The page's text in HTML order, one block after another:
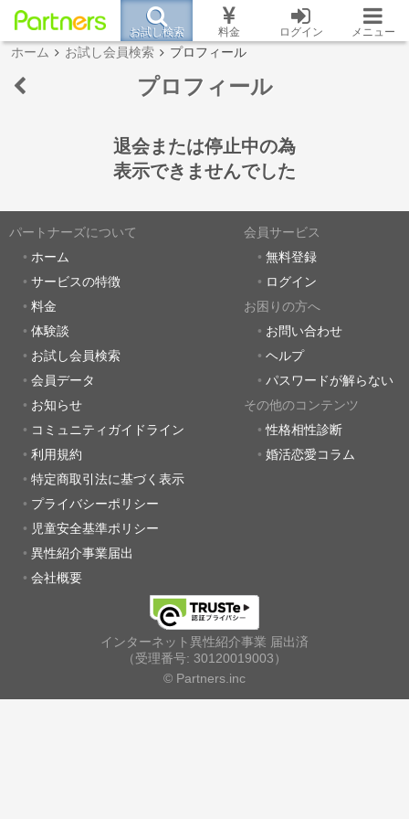
お試し検索 料金 ログイン メニュー
ホーム お試し会員検索 プロフィール
プロフィール
退会または停止中の為
表示できませんでした
パートナーズについて
ホーム
サービスの特徴
料金
体験談
お試し会員検索
会員データ
お知らせ
コミュニティガイドライン
利用規約
特定商取引法に基づく表示
プライバシーポリシー
児童安全基準ポリシー
異性紹介事業届出
会社概要
会員サービス
無料登録
ログイン
お困りの方へ
お問い合わせ
ヘルプ
パスワードが解らない
その他のコンテンツ
性格相性診断
婚活恋愛コラム
インターネット異性紹介事業 届出済
（受理番号: 30120019003）
© Partners.inc